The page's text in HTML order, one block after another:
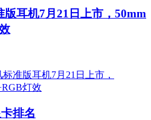
耳机7月21日上市，50mm
排名